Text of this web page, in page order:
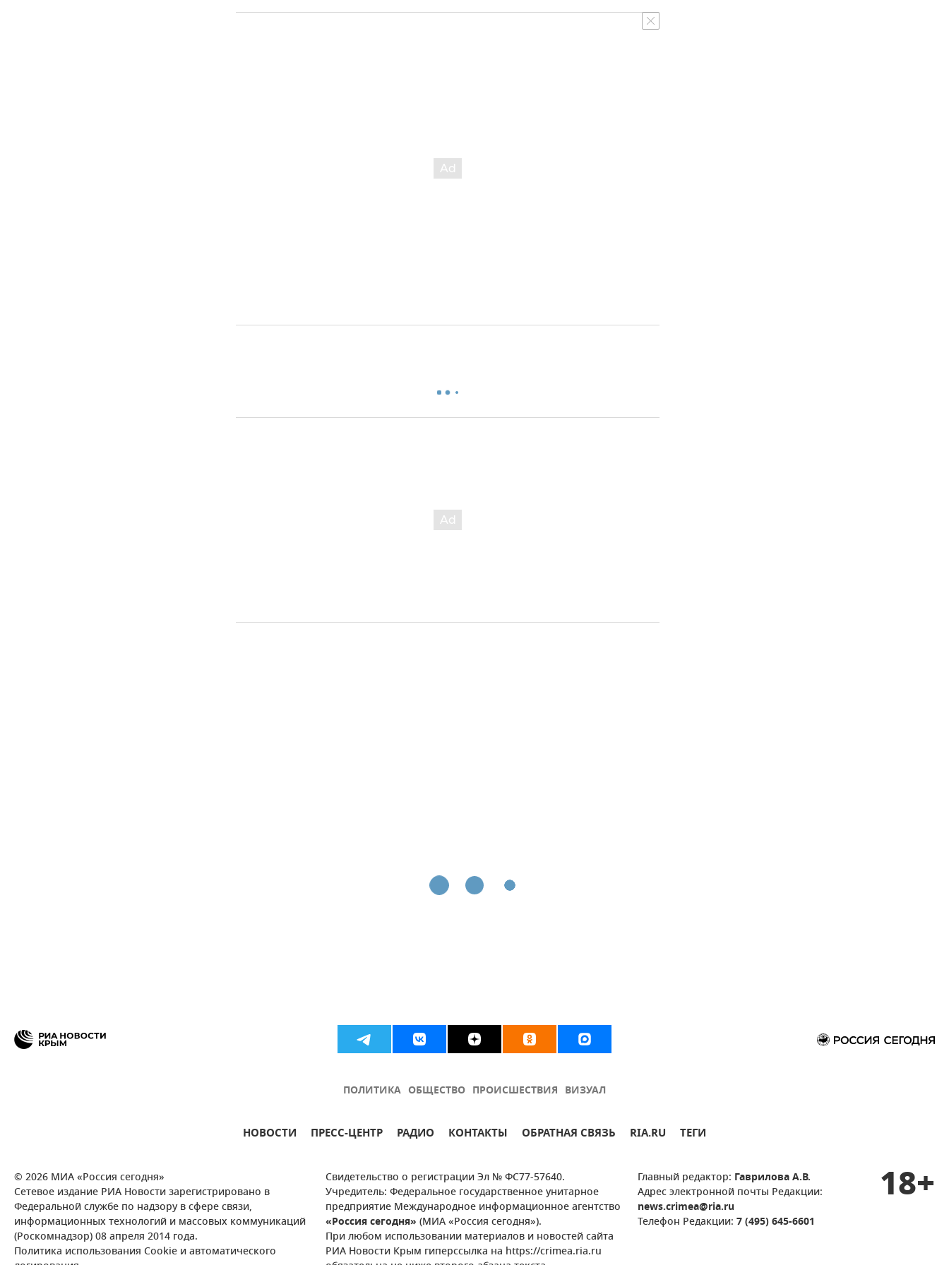
ПОЛИТИКА ОБЩЕСТВО ПРОИСШЕСТВИЯ ВИЗУАЛ
НОВОСТИ ПРЕСС-ЦЕНТР РАДИО КОНТАКТЫ ОБРАТНАЯ СВЯЗЬ RIA.RU ТЕГИ
© 2026 МИА «Россия сегодня»
Сетевое издание РИА Новости зарегистрировано в
Федеральной службе по надзору в сфере связи,
информационных технологий и массовых коммуникаций
(Роскомнадзор) 08 апреля 2014 года.
Политика использования Cookie и автоматического
Свидетельство о регистрации Эл № ФС77-57640.
Учредитель: Федеральное государственное унитарное
предприятие Международное информационное агентство
«Россия сегодня» (МИА «Россия сегодня»).
При любом использовании материалов и новостей сайта
РИА Новости Крым гиперссылка на https://crimea.ria.ru
Главный редактор: Гаврилова А.В.
Адрес электронной почты Редакции:
news.crimea@ria.ru
Телефон Редакции: 7 (495) 645-6601
18+